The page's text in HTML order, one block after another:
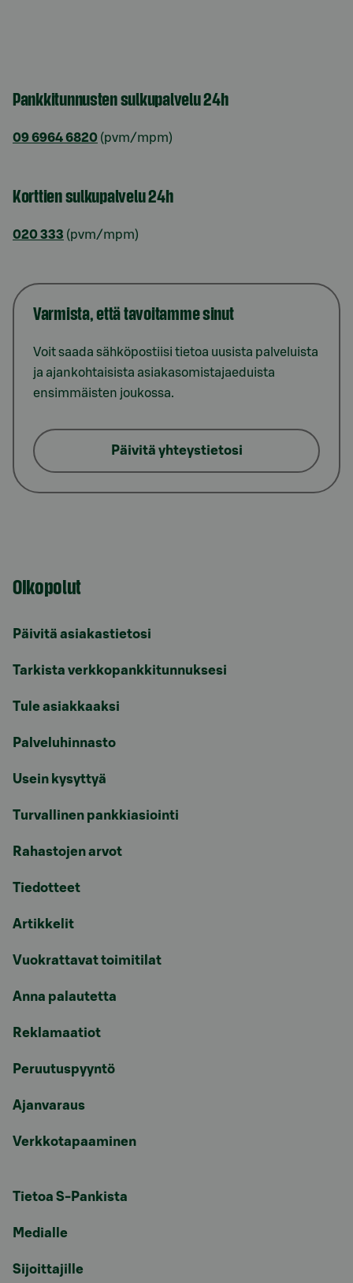
Pankkitunnusten sulkupalvelu 24h
09 6964 6820 (pvm/mpm)
Korttien sulkupalvelu 24h
020 333 (pvm/mpm)
Varmista, että tavoitamme sinut
Voit saada sähköpostiisi tietoa uusista palveluista
ja ajankohtaisista asiakasomistajaeduista
ensimmäisten joukossa.
Päivitä yhteystietosi
Oikopolut
Päivitä asiakastietosi
Tarkista verkkopankkitunnuksesi
Tule asiakkaaksi
Palveluhinnasto
Usein kysyttyä
Turvallinen pankkiasiointi
Rahastojen arvot
Tiedotteet
Artikkelit
Vuokrattavat toimitilat
Anna palautetta
Reklamaatiot
Peruutuspyyntö
Ajanvaraus
Verkkotapaaminen
Tietoa S-Pankista
Medialle
Sijoittajille